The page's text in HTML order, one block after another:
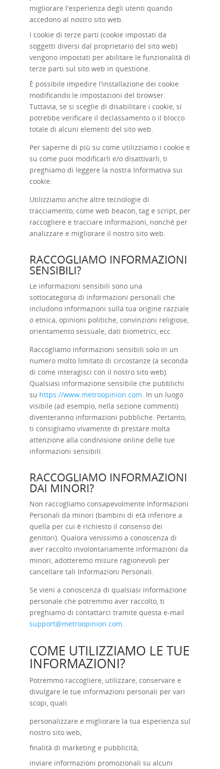
migliorare l'esperienza degli utenti quando
accedono al nostro sito web.
I cookie di terze parti (cookie impostati da
soggetti diversi dal proprietario del sito web)
vengono impostati per abilitare le funzionalità di
terze parti sul sito web in questione.
È possibile impedire l'installazione dei cookie
modificando le impostazioni del browser.
Tuttavia, se si sceglie di disabilitare i cookie, si
potrebbe verificare il declassamento o il blocco
totale di alcuni elementi del sito web.
Per saperne di più su come utilizziamo i cookie e
su come puoi modificarli e/o disattivarli, ti
preghiamo di leggere la nostra Informativa sui
cookie.
Utilizziamo anche altre tecnologie di
tracciamento, come web beacon, tag e script, per
raccogliere e tracciare informazioni, nonché per
analizzare e migliorare il nostro sito web.
RACCOGLIAMO INFORMAZIONI
SENSIBILI?
Le informazioni sensibili sono una
sottocategoria di informazioni personali che
includono informazioni sulla tua origine razziale
o etnica, opinioni politiche, convinzioni religiose,
orientamento sessuale, dati biometrici, ecc.
Raccogliamo informazioni sensibili solo in un
numero molto limitato di circostanze (a seconda
di come interagisci con il nostro sito web).
Qualsiasi informazione sensibile che pubblichi
su https://www.metroopinion.com. In un luogo
visibile (ad esempio, nella sezione commenti)
diventeranno informazioni pubbliche. Pertanto,
ti consigliamo vivamente di prestare molta
attenzione alla condivisione online delle tue
informazioni sensibili.
RACCOGLIAMO INFORMAZIONI
DAI MINORI?
Non raccogliamo consapevolmente Informazioni
Personali da minori (bambini di età inferiore a
quella per cui è richiesto il consenso dei
genitori). Qualora venissimo a conoscenza di
aver raccolto involontariamente informazioni da
minori, adotteremo misure ragionevoli per
cancellare tali Informazioni Personali.
Se vieni a conoscenza di qualsiasi informazione
personale che potremmo aver raccolto, ti
preghiamo di contattarci tramite questa e-mail
support@metroopinion.com.
COME UTILIZZIAMO LE TUE
INFORMAZIONI?
Potremmo raccogliere, utilizzare, conservare e
divulgare le tue informazioni personali per vari
scopi, quali:
personalizzare e migliorare la tua esperienza sul
nostro sito web;
finalità di marketing e pubblicità;
inviare informazioni promozionali su alcuni